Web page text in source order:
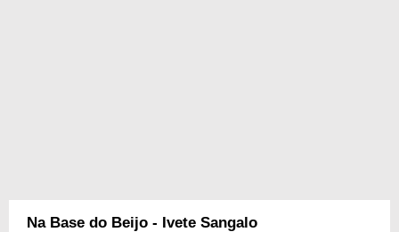
Na Base do Beijo - Ivete Sangalo